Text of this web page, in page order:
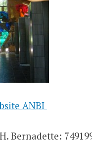
ANBI
Bernadette: